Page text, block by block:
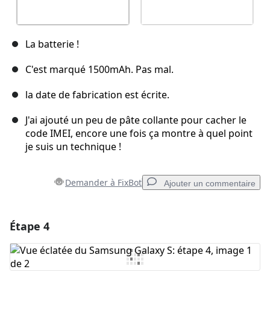
La batterie !
C'est marqué 1500mAh. Pas mal.
la date de fabrication est écrite.
J'ai ajouté un peu de pâte collante pour cacher le
code IMEI, encore une fois ça montre à quel point
je suis un technique !
Demander à FixBot Ajouter un commentaire
Ajouter un commentaire
Étape 4